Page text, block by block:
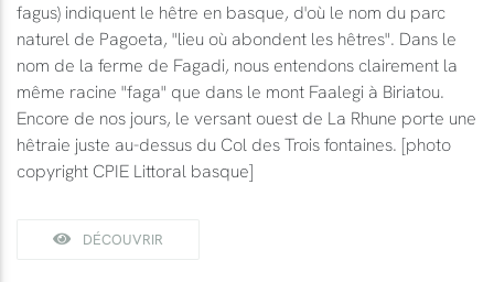
fagus) indiquent le hêtre en basque, d'où le nom du parc
naturel de Pagoeta, "lieu où abondent les hêtres". Dans le
nom de la ferme de Fagadi, nous entendons clairement la
même racine "faga" que dans le mont Faalegi à Biriatou.
Encore de nos jours, le versant ouest de La Rhune porte une
hêtraie juste au-dessus du Col des Trois fontaines. [photo
copyright CPIE Littoral basque]
DÉCOUVRIR